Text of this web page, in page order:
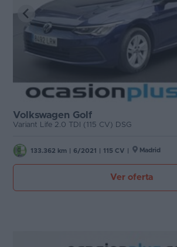
Volkswagen Golf
Variant Life 2.0 TDI (115 CV) DSG
133.362 km 6/2021 115 CV Madrid
Ver oferta